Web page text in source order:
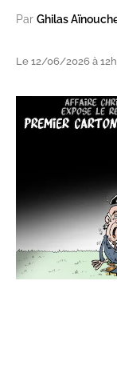
Par Ghilas
Le 12/06/2026 à